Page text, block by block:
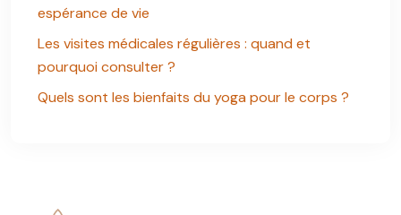
espérance de vie
Les visites médicales régulières : quand et
pourquoi consulter ?
Quels sont les bienfaits du yoga pour le corps ?